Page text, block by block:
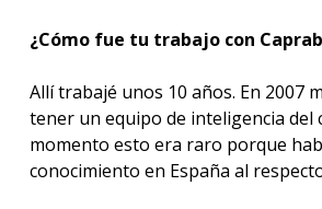
¿Cómo fue tu trabajo con
Allí trabajé unos 10 años. En 2007
tener un equipo de inteligencia del
momento esto era raro porque
conocimiento en España al